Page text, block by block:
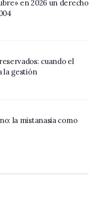
en 2026 un derecho
cuando el
la gestión
la mistanasia como